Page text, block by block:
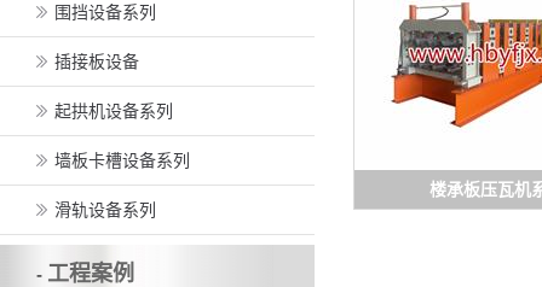
楼承板压瓦机
围挡设备系列
插接板设备
起拱机设备系列
墙板卡槽设备系列
滑轨设备系列
- 工程案例